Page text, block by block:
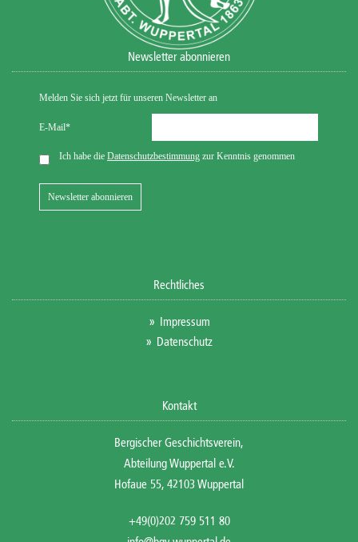
Newsletter abonnieren
Rechtliches
Impressum
Datenschutz
Kontakt
Bergischer Geschichtsverein,
Abteilung Wuppertal e.V.
Hofaue 55, 42103 Wuppertal
+49(0)202 759 511 80